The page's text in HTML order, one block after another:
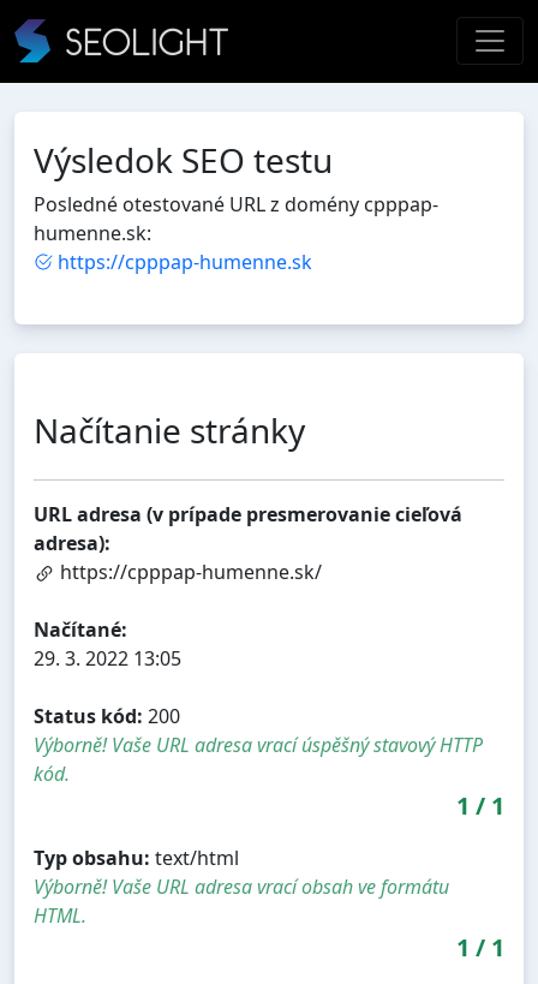
Výsledok SEO testu
Posledné otestované URL z domény cpppap-
humenne.sk:
https://cpppap-humenne.sk
Načítanie stránky
URL adresa (v prípade presmerovanie cieľová
adresa):
https://cpppap-humenne.sk/
Načítané:
29. 3. 2022 13:05
Status kód: 200
Výborně! Vaše URL adresa vrací úspěšný stavový HTTP
kód.
1 / 1
Typ obsahu: text/html
Výborně! Vaše URL adresa vrací obsah ve formátu
HTML.
1 / 1